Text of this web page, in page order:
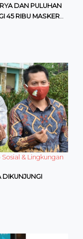
DAN PULUHAN
45 RIBU MASKER
& Lingkungan
DIKUNJUNGI